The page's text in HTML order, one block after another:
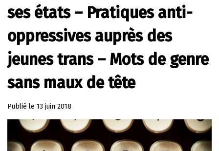
ses états – Pratiques anti-
oppressives auprès des
jeunes trans – Mots de genre
sans maux de tête
Publié le 13 juin 2018